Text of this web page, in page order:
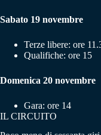
Sabato 19 novembre
Terze libere: ore
Qualifiche: ore 15
Domenica 20 novembre
Gara: ore 14
IL CIRCUITO